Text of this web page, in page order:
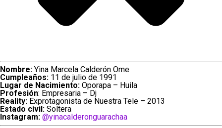
Nombre: Yina Marcela Calderón Ome
Cumpleaños: 11 de julio de 1991
Lugar de Nacimiento: Oporapa – Huila
Profesión: Empresaria – Dj
Reality: Exprotagonista de Nuestra Tele – 2013
Estado civil: Soltera
Instagram: @yinacalderonguarachaa